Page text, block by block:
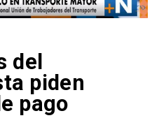
del
piden
pago